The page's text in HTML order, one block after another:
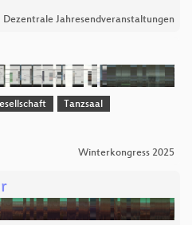
Dezentrale Jahresendveranstaltungen
Tanzsaal
Winterkongress 2025